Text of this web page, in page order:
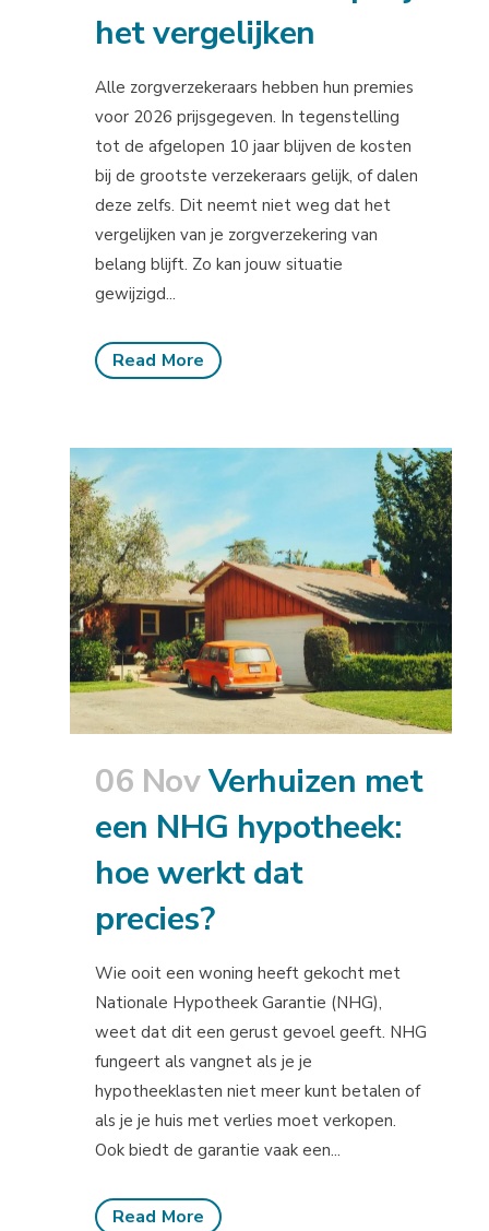
het vergelijken
Alle zorgverzekeraars hebben hun premies
voor 2026 prijsgegeven. In tegenstelling
tot de afgelopen 10 jaar blijven de kosten
bij de grootste verzekeraars gelijk, of dalen
deze zelfs. Dit neemt niet weg dat het
vergelijken van je zorgverzekering van
belang blijft. Zo kan jouw situatie
gewijzigd...
Read More
06 NovVerhuizen met
een NHG hypotheek:
hoe werkt dat
precies?
Wie ooit een woning heeft gekocht met
Nationale Hypotheek Garantie (NHG),
weet dat dit een gerust gevoel geeft. NHG
fungeert als vangnet als je je
hypotheeklasten niet meer kunt betalen of
als je je huis met verlies moet verkopen.
Ook biedt de garantie vaak een...
Read More